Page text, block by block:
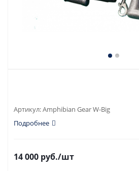
Артикул:Amphibian Gear W-Big
Подробнее
14 000 руб./шт